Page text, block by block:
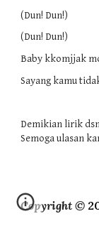
(Dun! Dun!)
(Dun! Dun!)
Baby kkomjjak
Sayang kamu
Demikian lirik
Semoga ulasan
Copyright ©